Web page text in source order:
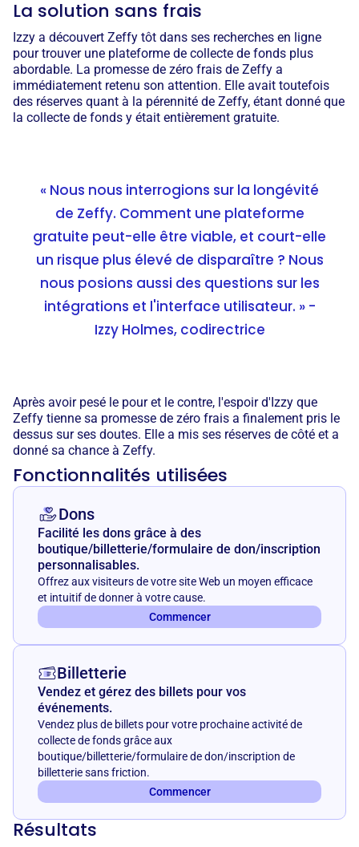
La solution sans frais
Izzy a découvert Zeffy tôt dans ses recherches en ligne
pour trouver une plateforme de collecte de fonds plus
abordable. La promesse de zéro frais de Zeffy a
immédiatement retenu son attention. Elle avait toutefois
des réserves quant à la pérennité de Zeffy, étant donné que
la collecte de fonds y était entièrement gratuite.
« Nous nous interrogions sur la longévité
de Zeffy. Comment une plateforme
gratuite peut-elle être viable, et court-elle
un risque plus élevé de disparaître ? Nous
nous posions aussi des questions sur les
intégrations et l'interface utilisateur. » -
Izzy Holmes, codirectrice
Après avoir pesé le pour et le contre, l'espoir d'Izzy que
Zeffy tienne sa promesse de zéro frais a finalement pris le
dessus sur ses doutes. Elle a mis ses réserves de côté et a
donné sa chance à Zeffy.
Fonctionnalités utilisées
Dons
Facilité les dons grâce à des
boutique/billetterie/formulaire de don/inscription
personnalisables.
Offrez aux visiteurs de votre site Web un moyen efficace
et intuitif de donner à votre cause.
Commencer
Billetterie
Vendez et gérez des billets pour vos
événements.
Vendez plus de billets pour votre prochaine activité de
collecte de fonds grâce aux
boutique/billetterie/formulaire de don/inscription de
billetterie sans friction.
Commencer
Résultats